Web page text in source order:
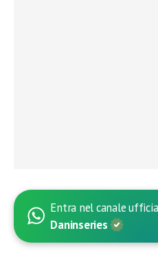
Entra nel canale
Daninseries